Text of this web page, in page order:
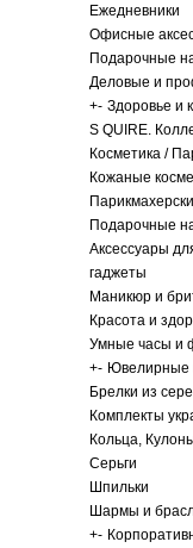
Ежедневники
Офисные
Подарочные
Деловые и
+- Здоровье и
S QUIRE.
Косметика /
Кожаные
Подарочные
Аксессуары
гаджеты
Маникюр и
Красота и
Умные часы и
+- Ювелирные
Брелки из
Комплекты
Кольца,
Серьги
Шпильки
Шармы и
+-